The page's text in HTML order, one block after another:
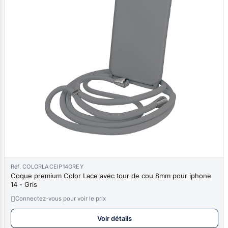
Réf. COLORLACEIP14GREY
Coque premium Color Lace avec tour de cou 8mm pour iphone
14 - Gris
Connectez-vous pour voir le prix
Voir détails